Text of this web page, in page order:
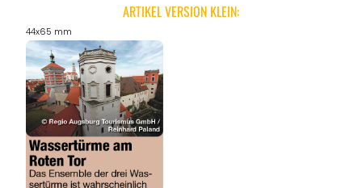
ARTIKEL VERSION KLEIN:
44x65 mm